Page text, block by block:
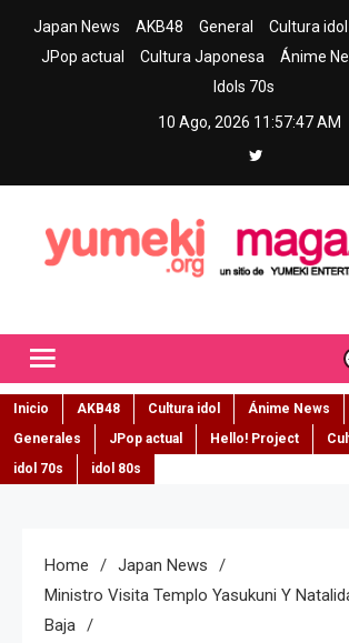
Japan News AKB48 General Cultura idol
JPop actual
Cultura Japonesa Ánime
Idols 70s
10 Ago, 2026 11:57:48 AM
Inicio AKB48 Cultura idol Ánime News
Generales
JPop actual Hello! Project
idol 70s
idol 80s
Home
Japan News
Ministro Visita Templo Yasukuni Y
Baja